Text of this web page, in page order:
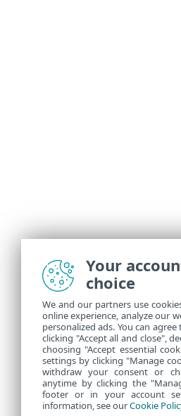
Your
choice
We and our partners use
online experience, analyze our
personalized ads. You can
clicking "Accept all and close",
choosing "Accept essential
settings by clicking "Manage
withdraw your consent or
anytime by clicking the
footer or in your account
information, see ourCookie